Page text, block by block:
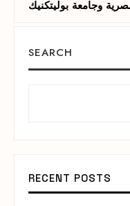
وجامعة بوليتكنيك
SEARCH
RECENT POSTS